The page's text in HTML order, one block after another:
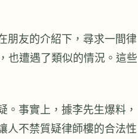
朋友的介紹下，尋求一間律
也遭遇了類似的情況。這些
事實上，據李先生爆料，
人不禁質疑律師樓的合法性